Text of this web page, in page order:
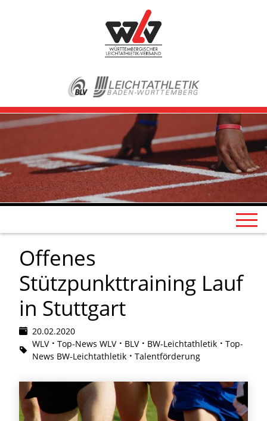
Offenes
Stützpunkttraining Lauf
in Stuttgart
20.02.2020
WLV
Top-News WLV BLV BW-Leichtathletik
Top-
News BW-Leichtathletik
Talentförderung